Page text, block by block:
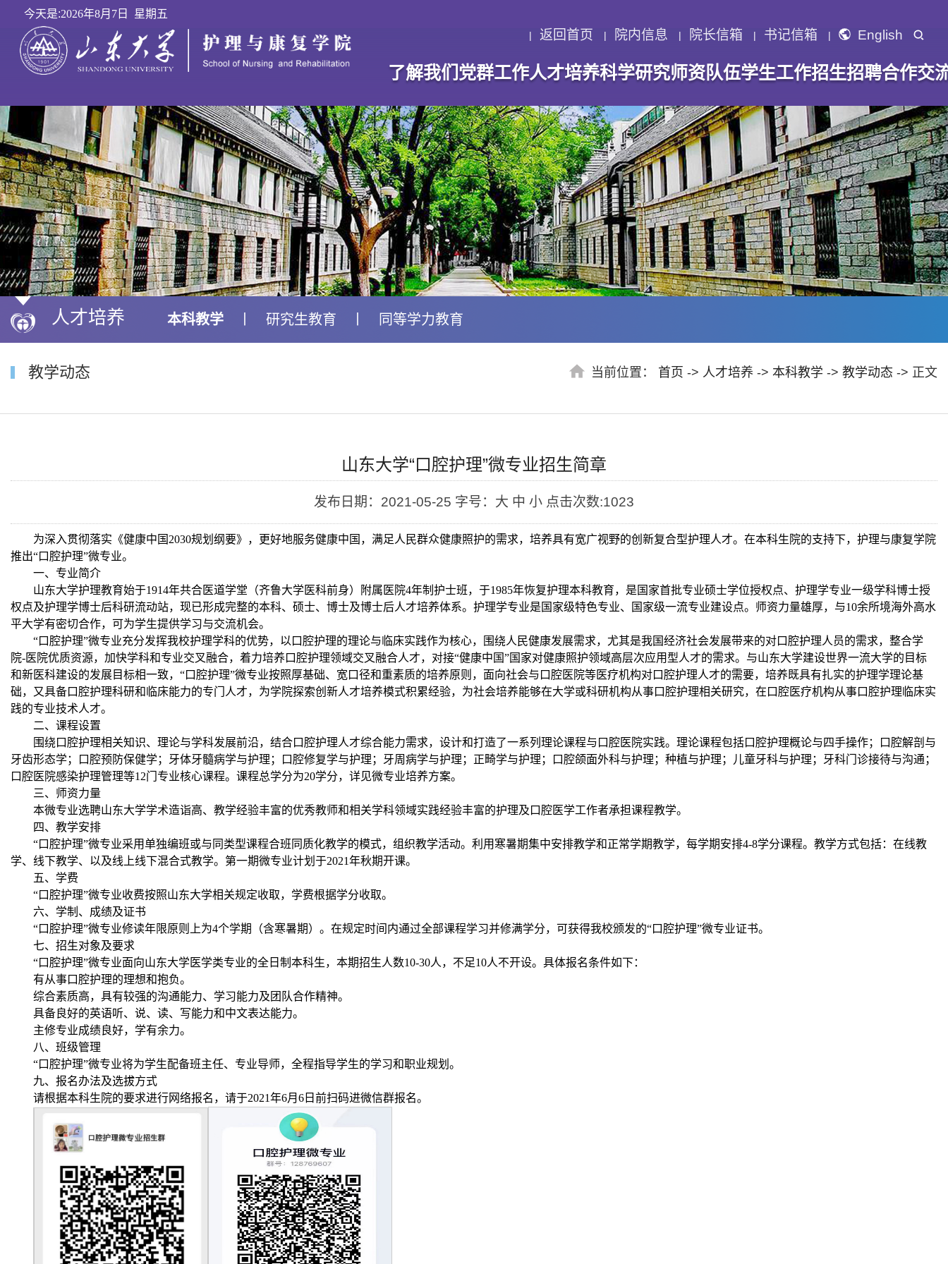
今天是:2026年8月7日 星期五
返回首页 院内信息 院长信箱 书记信箱 English
了解我们 党群工作人才培养科学研究师资队伍学生工作招生招聘合作交
人才培养 本科教学 研究生教育 同等学力教育
教学动态 当前位置： 首页 -> 人才培养 -> 本科教学 -> 教学动态 -> 正文
山东大学“口腔护理”微专业招生简章
发布日期：2021-05-25 字号：大 中 小 点击次数:1023
为深入贯彻落实《健康中国2030规划纲要》，更好地服务健康中国，满足人民群众健康照护的需求，培养具有宽广视野的创新复合型护理人才。在本科生院的支持下，护理与康复学院
推出“口腔护理”微专业。
一、专业简介
山东大学护理教育始于1914年共合医道学堂（齐鲁大学医科前身）附属医院4年制护士班，于1985年恢复护理本科教育，是国家首批专业硕士学位授权点、护理学专业一级学科博士授
权点及护理学博士后科研流动站，现已形成完整的本科、硕士、博士及博士后人才培养体系。护理学专业是国家级特色专业、国家级一流专业建设点。师资力量雄厚，与10余所境海外高水
平大学有密切合作，可为学生提供学习与交流机会。
“口腔护理”微专业充分发挥我校护理学科的优势，以口腔护理的理论与临床实践作为核心，围绕人民健康发展需求，尤其是我国经济社会发展带来的对口腔护理人员的需求，整合学
院-医院优质资源，加快学科和专业交叉融合，着力培养口腔护理领域交叉融合人才，对接“健康中国”国家对健康照护领域高层次应用型人才的需求。与山东大学建设世界一流大学的目标
和新医科建设的发展目标相一致，“口腔护理”微专业按照厚基础、宽口径和重素质的培养原则，面向社会与口腔医院等医疗机构对口腔护理人才的需要，培养既具有扎实的护理学理论基
础，又具备口腔护理科研和临床能力的专门人才，为学院探索创新人才培养模式积累经验，为社会培养能够在大学或科研机构从事口腔护理相关研究，在口腔医疗机构从事口腔护理临床实
践的专业技术人才。
二、课程设置
围绕口腔护理相关知识、理论与学科发展前沿，结合口腔护理人才综合能力需求，设计和打造了一系列理论课程与口腔医院实践。理论课程包括口腔护理概论与四手操作；口腔解剖与
牙齿形态学；口腔预防保健学；牙体牙髓病学与护理；口腔修复学与护理；牙周病学与护理；正畸学与护理；口腔颌面外科与护理；种植与护理；儿童牙科与护理；牙科门诊接待与沟通；
口腔医院感染护理管理等12门专业核心课程。课程总学分为20学分，详见微专业培养方案。
三、师资力量
本微专业选聘山东大学学术造诣高、教学经验丰富的优秀教师和相关学科领域实践经验丰富的护理及口腔医学工作者承担课程教学。
四、教学安排
“口腔护理”微专业采用单独编班或与同类型课程合班同质化教学的模式，组织教学活动。利用寒暑期集中安排教学和正常学期教学，每学期安排4-8学分课程。教学方式包括：在线教
学、线下教学、以及线上线下混合式教学。第一期微专业计划于2021年秋期开课。
五、学费
“口腔护理”微专业收费按照山东大学相关规定收取，学费根据学分收取。
六、学制、成绩及证书
“口腔护理”微专业修读年限原则上为4个学期（含寒暑期）。在规定时间内通过全部课程学习并修满学分，可获得我校颁发的“口腔护理”微专业证书。
七、招生对象及要求
“口腔护理”微专业面向山东大学医学类专业的全日制本科生，本期招生人数10-30人，不足10人不开设。具体报名条件如下：
有从事口腔护理的理想和抱负。
综合素质高，具有较强的沟通能力、学习能力及团队合作精神。
具备良好的英语听、说、读、写能力和中文表达能力。
主修专业成绩良好，学有余力。
八、班级管理
“口腔护理”微专业将为学生配备班主任、专业导师，全程指导学生的学习和职业规划。
九、报名办法及选拔方式
请根据本科生院的要求进行网络报名，请于2021年6月6日前扫码进微信群报名。